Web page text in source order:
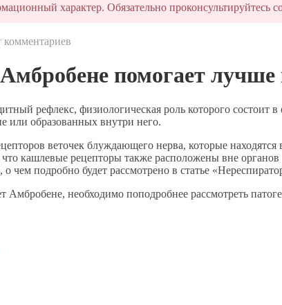
характер. Обязательно проконсультируйтесь
помогает
рефлекс, физиологическая роль которого
или образованных внутри него.
веточек блуждающего нерва, которые
кашлевые рецепторы также расположены вне
подробно будет рассмотрено в статье
Амбробене, необходимо поподробнее рассмотреть